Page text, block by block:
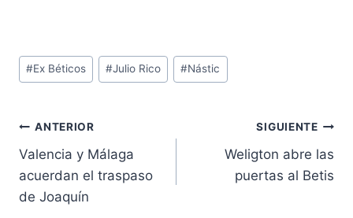
Etiquetas
de
entrada:
#Ex Béticos #Julio Rico #Nástic
Navegación
de
entradas
ANTERIOR
Valencia y Málaga
acuerdan el traspaso
de Joaquín
SIGUIENTE
Weligton abre las
puertas al Betis